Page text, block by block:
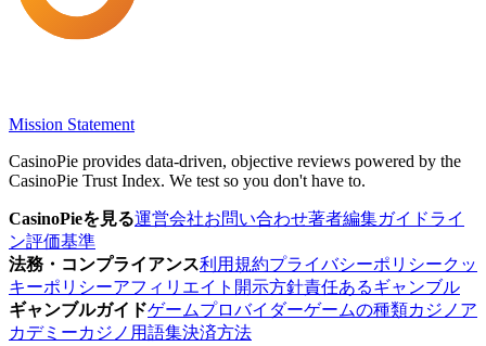
Mission Statement
CasinoPie provides data-driven, objective reviews powered by the
CasinoPie Trust Index. We test so you don't have to.
CasinoPieを見る運営会社お問い合わせ著者編集ガイドライ
ン評価基準
法務・コンプライアンス利用規約プライバシーポリシークッ
キーポリシーアフィリエイト開示方針責任あるギャンブル
ギャンブルガイドゲームプロバイダーゲームの種類カジノア
カデミーカジノ用語集決済方法